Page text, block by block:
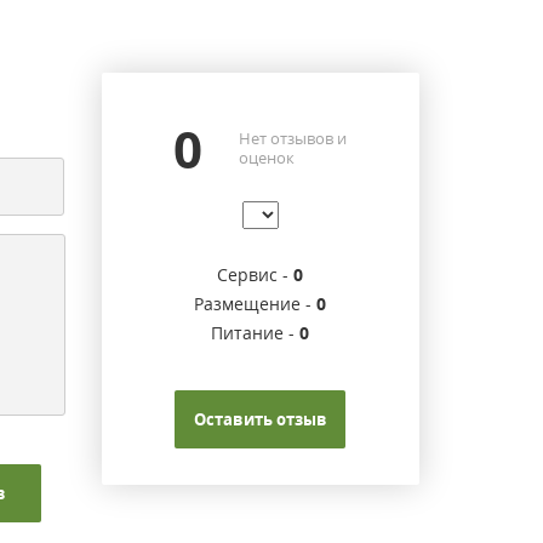
0
Нет отзывов и
оценок
Сервис -0
Размещение -0
Питание -0
Оставить отзыв